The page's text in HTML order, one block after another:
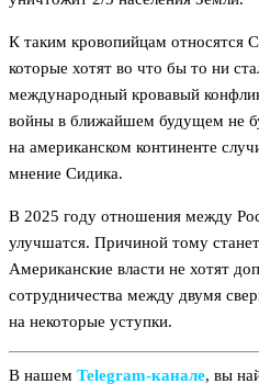
К таким кровопийцам относятся
которые хотят во что бы то ни
международный кровавый
войны в ближайшем будущем не
на американском континенте
мнение Сидика.
В 2025 году отношения между
улучшатся. Причиной тому
Американские власти не хотят
сотрудничества между двумя
на некоторые уступки.
В нашем Telegram‑канале, вы